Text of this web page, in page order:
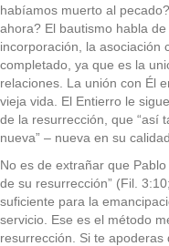
habíamos muerto al
ahora? El bautismo habla
incorporación, la asociación
completado, ya que es la
relaciones. La unión con Él
vieja vida. El Entierro le
de la resurrección, que “así
nueva” – nueva en su
No es de extrañar que
de su resurrección” (Fil.
suficiente para la
servicio. Ese es el método
resurrección. Si te